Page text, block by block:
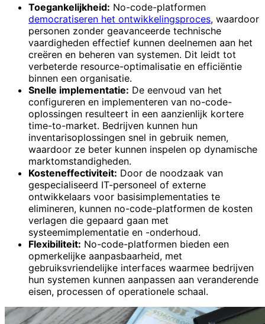
Toegankelijkheid: No-code-platformen
democratiseren het ontwikkelingsproces, waardoor
personen zonder geavanceerde technische
vaardigheden effectief kunnen deelnemen aan het
creëren en beheren van systemen. Dit leidt tot
verbeterde resource-optimalisatie en efficiëntie
binnen een organisatie.
Snelle implementatie: De eenvoud van het
configureren en implementeren van no-code-
oplossingen resulteert in een aanzienlijk kortere
time-to-market. Bedrijven kunnen hun
inventarisoplossingen snel in gebruik nemen,
waardoor ze beter kunnen inspelen op dynamische
marktomstandigheden.
Kosteneffectiviteit: Door de noodzaak van
gespecialiseerd IT-personeel of externe
ontwikkelaars voor basisimplementaties te
elimineren, kunnen no-code-platformen de kosten
verlagen die gepaard gaan met
systeemimplementatie en -onderhoud.
Flexibiliteit: No-code-platformen bieden een
opmerkelijke aanpasbaarheid, met
gebruiksvriendelijke interfaces waarmee bedrijven
hun systemen kunnen aanpassen aan veranderende
eisen, processen of operationele schaal.